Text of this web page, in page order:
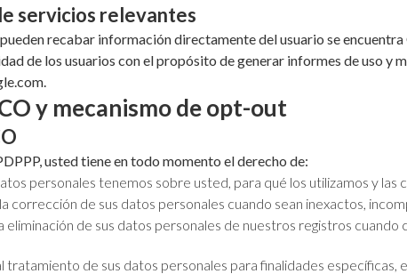
servicios relevantes
recabar información directamente del usuario se
de los usuarios con el propósito de generar informes de uso
y mecanismo de opt-out
usted tiene en todo momento el derecho de:
personales tenemos sobre usted, para qué los utilizamos y las
corrección de sus datos personales cuando sean inexactos,
eliminación de sus datos personales de nuestros registros
tratamiento de sus datos personales para finalidades específicas,